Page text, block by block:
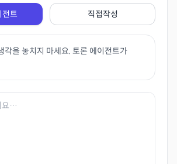
전트 직접작성
각을 놓치지 마세요. 토론 에이전트가